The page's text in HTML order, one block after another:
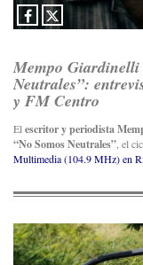
Mempo Giardinelli
Neutrales”:
y FM Centro
Elescritor y periodista
“No Somos Neutrales”, el
Multimedia (104.9 MHz) en